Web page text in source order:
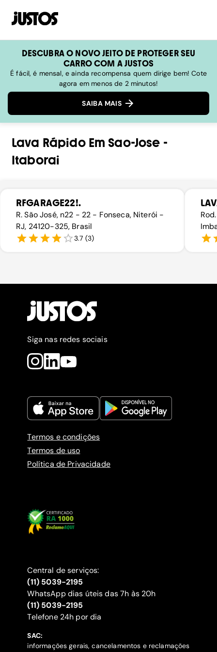
DESCUBRA O NOVO JEITO DE PROTEGER SEU
CARRO COM A JUSTOS
É fácil, é mensal, e ainda recompensa quem dirige bem! Cote
agora em menos de 2 minutos!
SAIBA MAIS
Lava RápidoEm Sao-Jose -
Itaborai
RFGARAGE22!.
R. São José, n22 - 22 - Fonseca, Niterói -
RJ, 24120-325, Brasil
3.7 (3)
Siga nas redes sociais
Termos e condições
Termos de uso
Política de Privacidade
Central de serviços:
(11) 5039-2195
WhatsApp dias úteis das 7h às 20h
(11) 5039-2195
‍Telefone 24h por dia
SAC:
informações gerais, cancelamentos e reclamações